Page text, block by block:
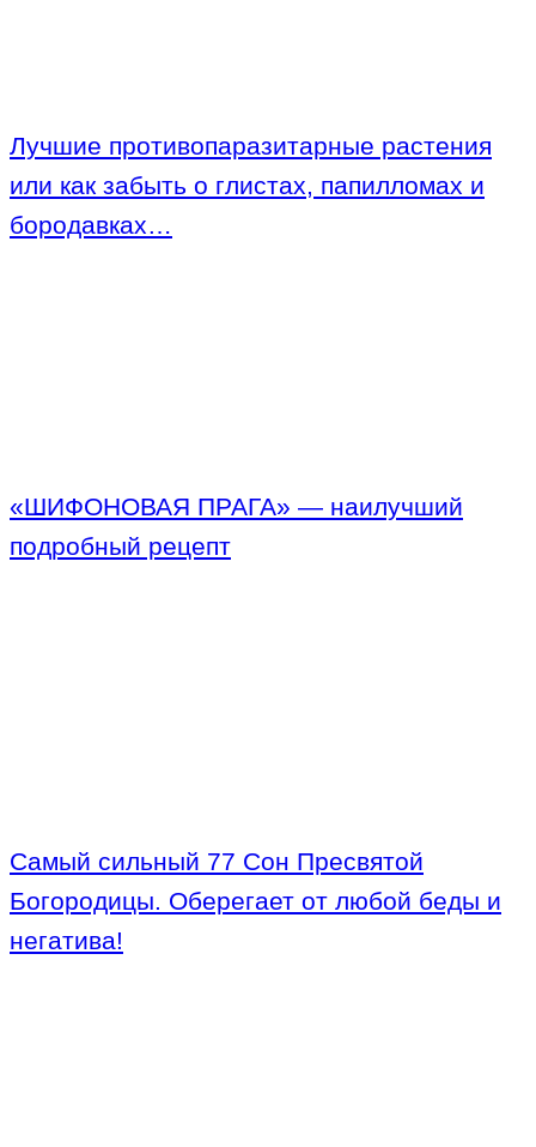
Лучшие противопаразитарные растения
или как забыть о глистах, папилломах и
бородавках…
«ШИФОНОВАЯ ПРАГА» — наилучший
подробный рецепт
Самый сильный 77 Сон Пресвятой
Богородицы. Оберегает от любой беды и
негатива!